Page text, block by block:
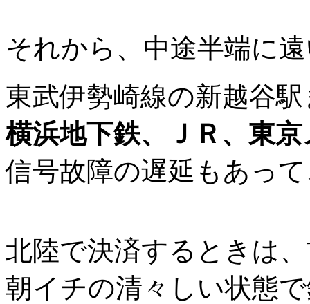
それから、中途半端に
東武伊勢崎線の新越谷
横浜地下鉄、ＪＲ、東
信号故障の遅延もあっ
北陸で決済するときは
朝イチの清々しい状態